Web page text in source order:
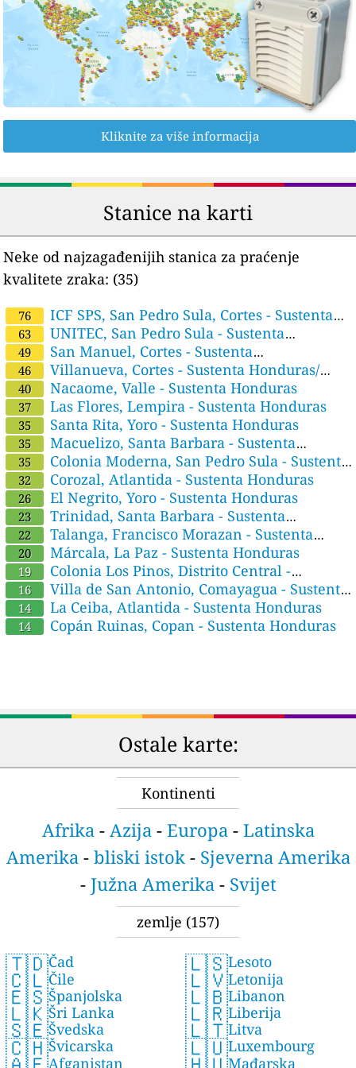
Kliknite za više informacija
Stanice na karti
Neke od najzagađenijih stanica za praćenje
kvalitete zraka: (35)
76
ICF SPS, San Pedro Sula, Cortes - Sustenta
Honduras/CIPOTES
63
UNITEC, San Pedro Sula - Sustenta
Honduras
49
San Manuel, Cortes - Sustenta
Honduras/CIPOTES
46
Villanueva, Cortes - Sustenta Honduras/
Cipotes
40 Nacaome, Valle - Sustenta Honduras
37 Las Flores, Lempira - Sustenta Honduras
35 Santa Rita, Yoro - Sustenta Honduras
35
Macuelizo, Santa Barbara - Sustenta
Honduras
35
Colonia Moderna, San Pedro Sula - Sustenta
Honduras/CIPOTES
32 Corozal, Atlantida - Sustenta Honduras
26 El Negrito, Yoro - Sustenta Honduras
23
Trinidad, Santa Barbara - Sustenta
Honduras
22
Talanga, Francisco Morazan - Sustenta
Honduras
20 Márcala, La Paz - Sustenta Honduras
19
Colonia Los Pinos, Distrito Central -
Sustenta Honduras
16
Villa de San Antonio, Comayagua - Sustenta
Honduras
14 La Ceiba, Atlantida - Sustenta Honduras
14 Copán Ruinas, Copan - Sustenta Honduras
Ostale karte:
Kontinenti
Afrika- Azija- Europa- Latinska
Amerika- bliski istok- Sjeverna Amerika
- Južna Amerika- Svijet
zemlje (157)
🇹🇩Čad
🇨🇱Čile
🇪🇸Španjolska
🇱🇰Šri Lanka
🇸🇪Švedska
🇨🇭Švicarska
Afganistan
🇱🇸Lesoto
🇱🇻Letonija
🇱🇧Libanon
🇱🇷Liberija
🇱🇹Litva
🇱🇺Luxembourg
Mađarska